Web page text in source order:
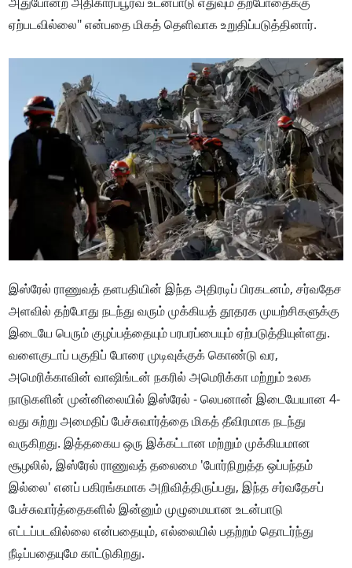
ஏற்படவில்லை" என்பதை மிகத் தெளிவாக உறுதிப்படுத்தினார்.
இஸ்ரேல் ராணுவத் தளபதியின் இந்த அதிரடிப் பிரகடனம், சர்வதேச
அளவில் தற்போது நடந்து வரும் முக்கியத் தூதரக முயற்சிகளுக்கு
இடையே பெரும் குழப்பத்தையும் பரபரப்பையும் ஏற்படுத்தியுள்ளது.
வளைகுடாப் பகுதிப் போரை முடிவுக்குக் கொண்டு வர,
அமெரிக்காவின் வாஷிங்டன் நகரில் அமெரிக்கா மற்றும் உலக
நாடுகளின் முன்னிலையில் இஸ்ரேல் - லெபனான் இடையேயான 4-
வது சுற்று அமைதிப் பேச்சுவார்த்தை மிகத் தீவிரமாக நடந்து
வருகிறது. இத்தகைய ஒரு இக்கட்டான மற்றும் முக்கியமான
சூழலில், இஸ்ரேல் ராணுவத் தலைமை 'போர்நிறுத்த ஒப்பந்தம்
இல்லை' எனப் பகிரங்கமாக அறிவித்திருப்பது, இந்த சர்வதேசப்
பேச்சுவார்த்தைகளில் இன்னும் முழுமையான உடன்பாடு
எட்டப்படவில்லை என்பதையும், எல்லையில் பதற்றம் தொடர்ந்து
நீடிப்பதையுமே காட்டுகிறது.